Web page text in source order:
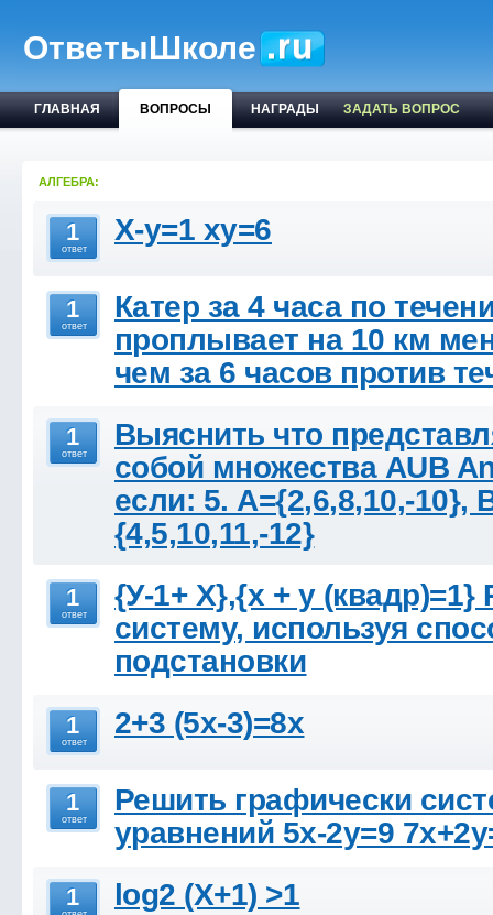
ОтветыШколе
ГЛАВНАЯ ВОПРОСЫ НАГРАДЫ ЗАДАТЬ ВОПРОС
АЛГЕБРА:
1
ответ
Х-у=1 ху=6
1
ответ
Катер за 4 часа по
проплывает на 10 км
чем за 6 часов против
1
ответ
Выяснить что
собой множества AUB
если: 5. A={2,6,8,10,-10},
{4,5,10,11,-12}
1
ответ
{У-1+ Х},{х + у (квадр)=1}
систему, используя
подстановки
1
ответ
2+3 (5x-3)=8x
1
ответ
Решить графически
уравнений 5x-2y=9
1 log2 (X+1) >1